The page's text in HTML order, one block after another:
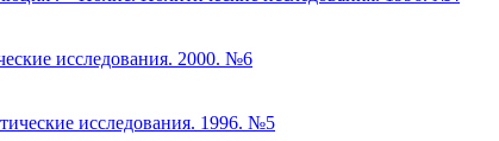
исследования. 2000. №6
исследования. 1996. №5